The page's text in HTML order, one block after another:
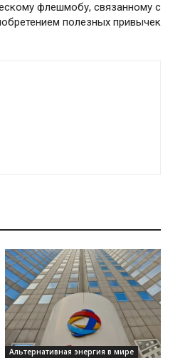
флешмобу, связанному с
полезных привычек
Альтернативная энергия в мире